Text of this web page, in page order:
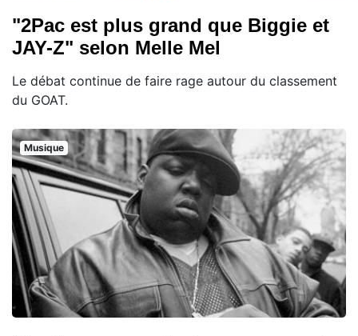
"2Pac est plus grand que Biggie et
JAY-Z" selon Melle Mel
Le débat continue de faire rage autour du classement
du GOAT.
Musique